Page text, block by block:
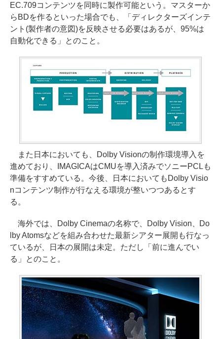
EC.709コンテンツを同時に製作可能という。マスターか
らBDを作るといった場合でも、「ディレクターズインテ
ント(製作者の意図)を反映させる必要はあるが、95%は
自動化できる」とのこと。
また日本においても、Dolby Visionの制作環境導入を
進めており、IMAGICAはCMUを導入済みでソニーPCLも
準備をすすめている。今後、日本においてもDolby Visio
nコンテンツ制作が行なえる環境が整いつつあるとす
る。
海外では、Dolby Cinemaの名称で、Dolby Vision、Do
lby Atomsなどを組み合わせた最新シアター展開も行なっ
ているが、日本の展開は未定。ただし「前に進んでい
る」とのこと。